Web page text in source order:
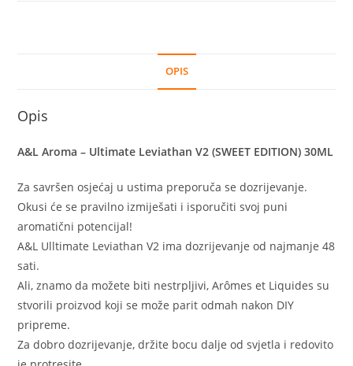
OPIS
Opis
A&L Aroma – Ultimate Leviathan V2 (SWEET EDITION) 30ML
Za savršen osjećaj u ustima preporuča se dozrijevanje.
Okusi će se pravilno izmiješati i isporučiti svoj puni
aromatični potencijal!
A&L Ulltimate Leviathan V2 ima dozrijevanje od najmanje 48
sati.
Ali, znamo da možete biti nestrpljivi, Arômes et Liquides su
stvorili proizvod koji se može parit odmah nakon DIY
pripreme.
Za dobro dozrijevanje, držite bocu dalje od svjetla i redovito